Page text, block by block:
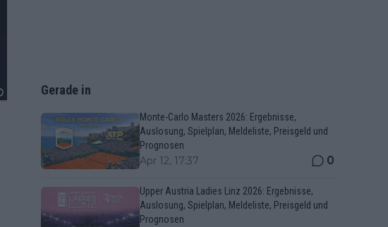
Gerade in
Monte-Carlo Masters 2026: Ergebnisse,
Auslosung, Spielplan, Meldeliste, Preisgeld und
Prognosen
Apr 12, 17:37 0
Upper Austria Ladies Linz 2026: Ergebnisse,
Auslosung, Spielplan, Meldeliste, Preisgeld und
Prognosen